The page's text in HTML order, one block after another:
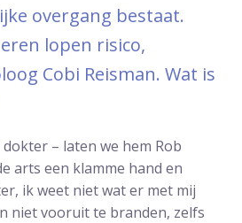
overgang bestaat.
lopen risico,
Cobi Reisman. Wat is
– laten we hem Rob
arts een klamme hand en
ik weet niet wat er met mij
niet vooruit te branden, zelfs